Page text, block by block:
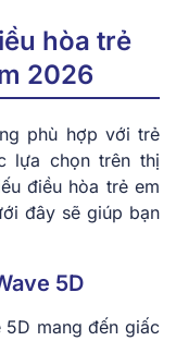
hòa trẻ
2026
phù hợp với trẻ
lựa chọn trên thị
điều hòa trẻ em
đây sẽ giúp bạn
5D
5D mang đến giấc